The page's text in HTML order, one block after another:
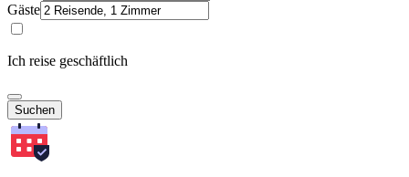
Gäste
Ich reise geschäftlich
Suchen